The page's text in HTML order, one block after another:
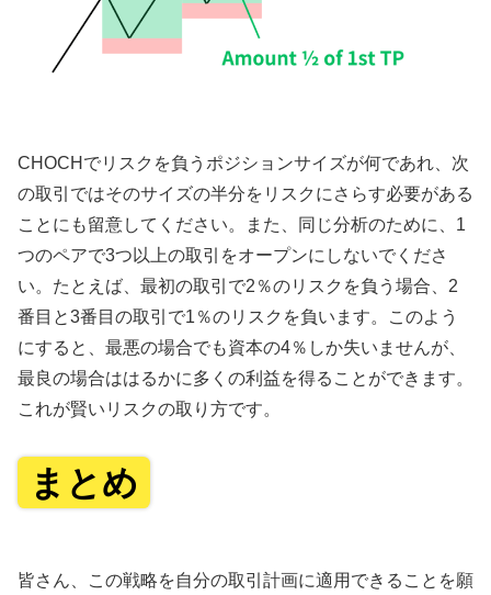
CHOCHでリスクを負うポジションサイズが何であれ、次
の取引ではそのサイズの半分をリスクにさらす必要がある
ことにも留意してください。また、同じ分析のために、1
つのペアで3つ以上の取引をオープンにしないでくださ
い。たとえば、最初の取引で2％のリスクを負う場合、2
番目と3番目の取引で1％のリスクを負います。このよう
にすると、最悪の場合でも資本の4％しか失いませんが、
最良の場合ははるかに多くの利益を得ることができます。
これが賢いリスクの取り方です。
まとめ
皆さん、この戦略を自分の取引計画に適用できることを願